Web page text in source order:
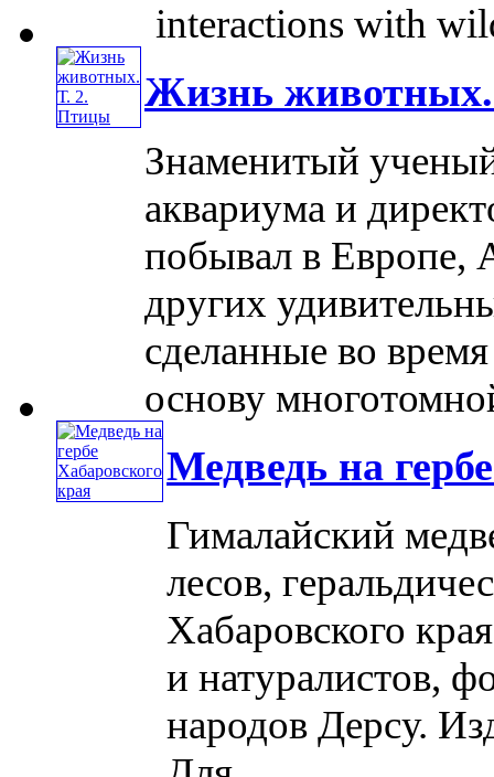
interactions with
Жизнь
Знаменитый
аквариума и
побывал в Европе,
других
сделанные во
основу
Медведь на
Гималайский
лесов,
Хабаровского
и натуралистов,
народов Дерсу.